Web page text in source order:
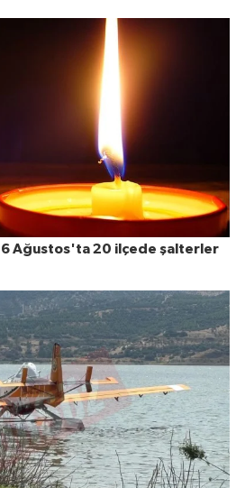
6 Ağustos'ta 20 ilçede şalterler